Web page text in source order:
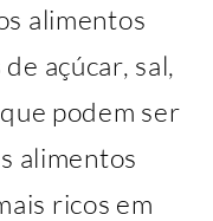
alimentos
açúcar, sal,
podem ser
alimentos
ricos em